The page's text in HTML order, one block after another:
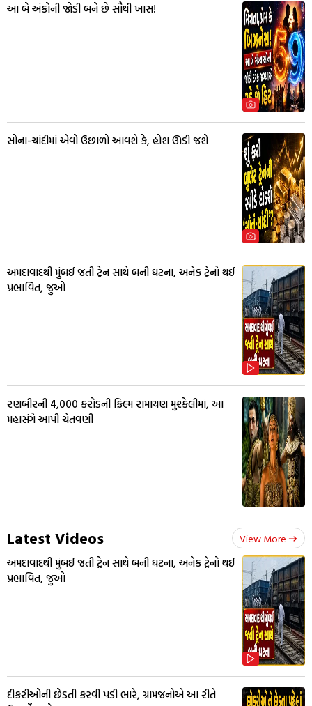
આ બે અંકોની જોડી બને છે સૌથી ખાસ!
સોના-ચાંદીમાં એવો ઉછાળો આવશે કે, હોશ ઊડી જશે
અમદાવાદથી મુંબઈ જતી ટ્રેન સાથે બની ઘટના, અનેક ટ્રેનો થઈ
પ્રભાવિત, જુઓ
રણબીરની 4,000 કરોડની ફિલ્મ રામાયણ મુશ્કેલીમાં, આ
મહાસંગે આપી ચેતવણી
Latest Videos View More
અમદાવાદથી મુંબઈ જતી ટ્રેન સાથે બની ઘટના, અનેક ટ્રેનો થઈ
પ્રભાવિત, જુઓ
દીકરીઓની છેડતી કરવી પડી ભારે, ગ્રામજનોએ આ રીતે